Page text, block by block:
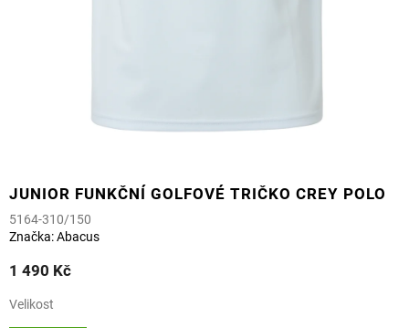
JUNIOR FUNKČNÍ GOLFOVÉ TRIČKO CREY POLO
5164-310/150
Značka:Abacus
1 490 Kč
Velikost